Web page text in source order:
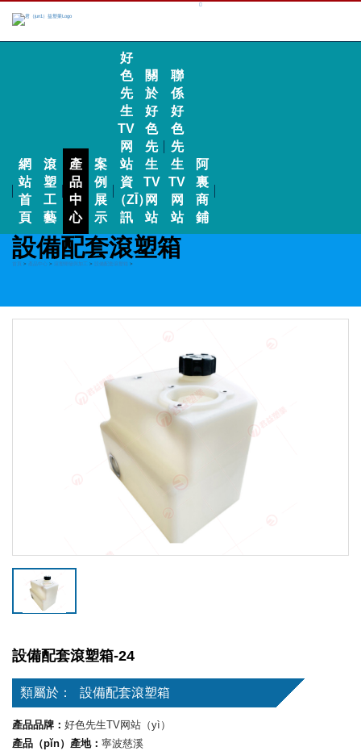
網
站
首
頁
滾
塑
工
藝
產
品
中
心
案
例
展
示
好
色
先
生
TV
网
站
資
（ZĪ）
訊
關
於
好
色
先
生
TV
网
站
聯
係
好
色
先
生
TV
网
站
阿
裏
商
鋪
設備配套滾塑箱
首頁 > 產品中心 > 滾塑開發與加工 > 設備配套滾塑箱 >
設備配套滾塑箱-24
類屬於： 設備配套滾塑箱
產品品牌： 好色先生TV网站（yì）
產品（pǐn）產地： 寧波慈溪